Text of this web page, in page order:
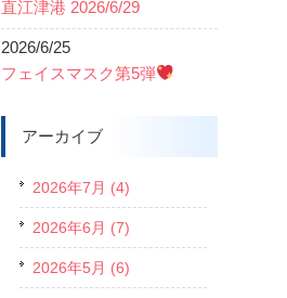
直江津港 2026/6/29
2026/6/25
フェイスマスク第5弾
アーカイブ
2026年7月 (4)
2026年6月 (7)
2026年5月 (6)